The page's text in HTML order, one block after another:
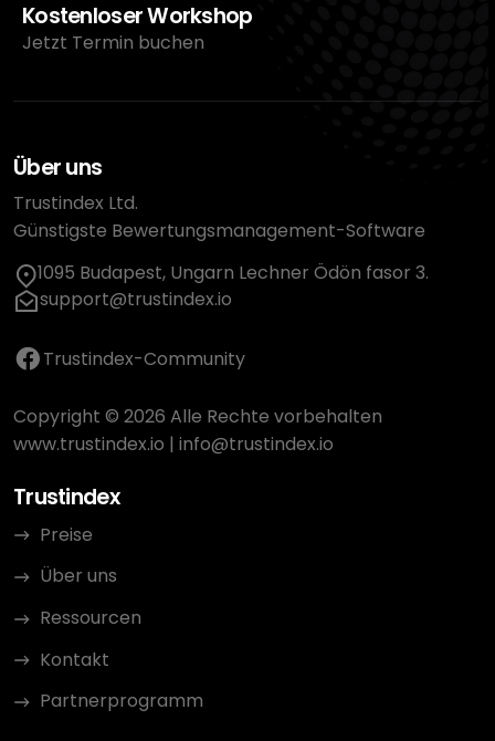
Kostenloser Workshop
Jetzt Termin buchen
Über uns
Trustindex Ltd.
Günstigste Bewertungsmanagement-Software
1095 Budapest, Ungarn Lechner Ödön fasor 3.
support@trustindex.io
Trustindex-Community
Copyright © 2026 Alle Rechte vorbehalten
www.trustindex.io | info@trustindex.io
Trustindex
Preise
Über uns
Ressourcen
Kontakt
Partnerprogramm